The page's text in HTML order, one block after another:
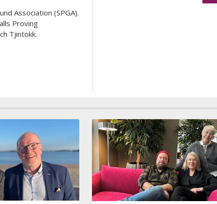
Association (SPGA).
Proving
Tjintokk.